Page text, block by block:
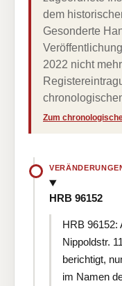
dem
Gesonderte
2022 nicht
Zum
HRB 96152
HRB 96152:
Nippoldstr.
berichtigt,
im Namen